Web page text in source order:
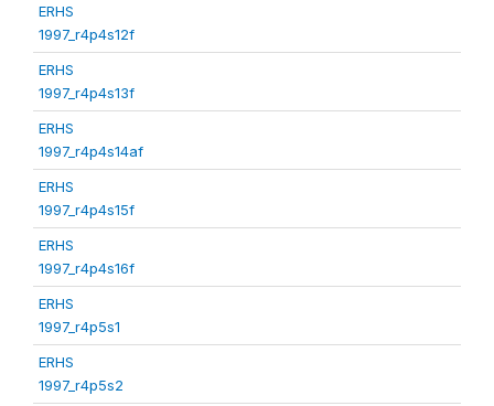
ERHS
1997_r4p4s12f
ERHS
1997_r4p4s13f
ERHS
1997_r4p4s14af
ERHS
1997_r4p4s15f
ERHS
1997_r4p4s16f
ERHS
1997_r4p5s1
ERHS
1997_r4p5s2